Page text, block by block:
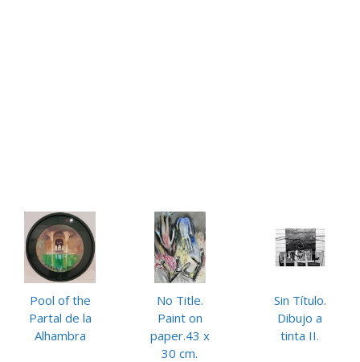
Pool of the
Partal de la
Alhambra
No Title.
Paint on
paper.43 x
30 cm.
Sin Título.
Dibujo a
tinta II.